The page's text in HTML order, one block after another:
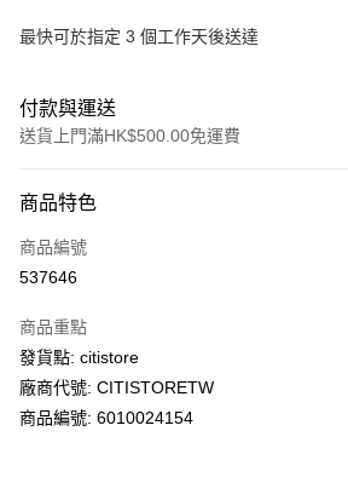
最快可於指定 3 個工作天後送達
付款與運送
送貨上門滿HK$500.00免運費
信用卡
AlipayHK
WeChat Pay
送貨方式
商品特色
商品編號
537646
商品重點
發貨點: citistore
廠商代號: CITISTORETW
商品編號: 6010024154